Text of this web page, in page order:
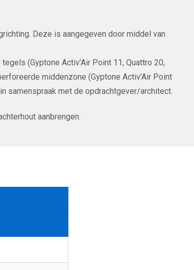
Deze is aangegeven door middel van
(Gyptone Activ’Air Point 11, Quattro 20,
middenzone (Gyptone Activ’Air Point
samenspraak met de opdrachtgever/architect.
aanbrengen.